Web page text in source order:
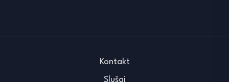
Kontakt
Slušaj